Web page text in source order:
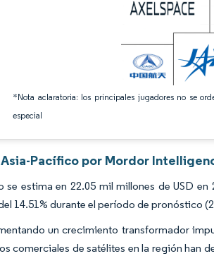
*Nota aclaratoria: los principales jugadores no se
especial
Pacífico por Mordor
estima en 22.05 mil millones de USD en
14.51% durante el período de pronóstico
un crecimiento transformador
comerciales de satélites en la región han